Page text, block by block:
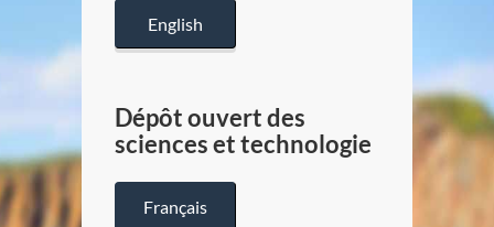
English
Dépôt ouvert des
sciences et technologie
Français